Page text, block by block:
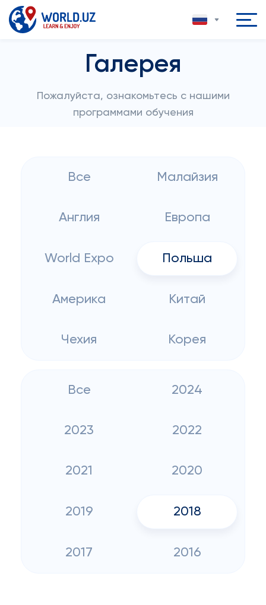
Галерея
Пожалуйста, ознакомьтесь с нашими
программами обучения
Все Малайзия
Англия Европа
World Expo Польша
Америка Китай
Чехия Корея
Все 2024
2023 2022
2021 2020
2019 2018
2017 2016